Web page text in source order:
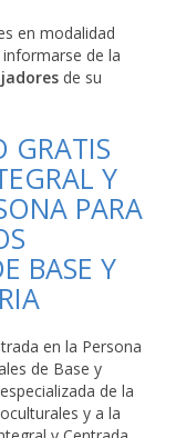
en modalidad
de la
de su
GRATIS
Y
PARA
BASE Y
en la Persona
de Base y
de la
y a la